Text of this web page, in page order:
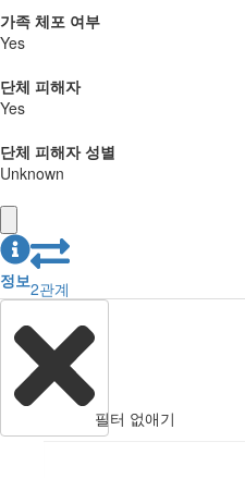
가족 체포 여부
Yes
단체 피해자
Yes
단체 피해자 성별
Unknown
정보2관계
필터 없애기